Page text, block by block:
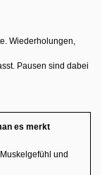
Wiederholungen,
Pausen sind dabei
es merkt
und